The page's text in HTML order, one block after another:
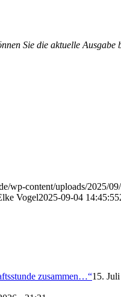
Sie die aktuelle Ausgabe
wp-content/uploads/2025/
Vogel2025-09-04 14:45:55
zusammen…“15.